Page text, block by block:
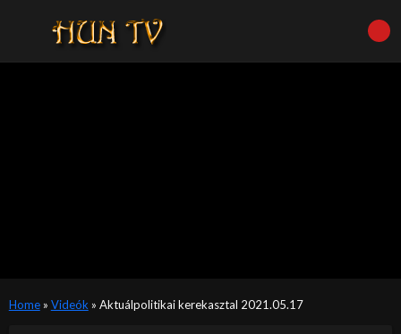
Home» Videók » Aktuálpolitikai kerekasztal 2021.05.17